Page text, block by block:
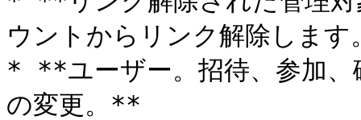
ウントからリンク解除しま
* **ユーザー。招待、参加、
の変更。**